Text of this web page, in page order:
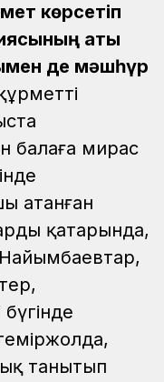
көрсетіп
аты
де мәшһүр
балаға мирас
атанған
қатарында,
бүгінде
танытып